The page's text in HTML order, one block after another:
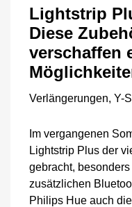
Lightstrip
Diese
verschaffen
Verlängerungen, Y-
Im vergangenen
Lightstrip Plus der
gebracht,
zusätzlichen
Philips Hue auch